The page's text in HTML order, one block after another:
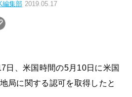
編集部 2019.05.17
日、米国時間の5月10日に米国
局に関する認可を取得したと